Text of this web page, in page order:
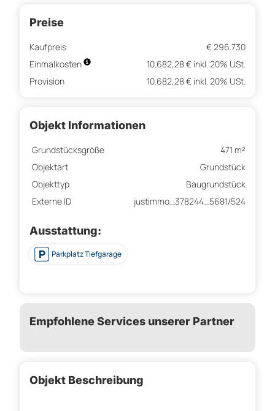
Preise
Kaufpreis
€ 296.730
Einmalkosten
10.682,28 € inkl. 20% USt.
Provision
10.682,28 € inkl. 20% USt.
Objekt Informationen
Grundstücksgröße
471 m²
Objektart
Grundstück
Objekttyp
Baugrundstück
Externe ID
justimmo_378244_5681/524
Ausstattung:
Parkplatz Tiefgarage
Empfohlene Services unserer Partner
Objekt Beschreibung